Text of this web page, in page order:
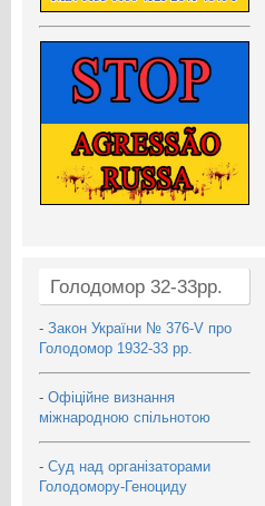
Голодомор 32-33рр.
- Закон України № 376-V про
Голодомор 1932-33 рр.
- Офіційне визнання
міжнародною спільнотою
- Суд над організаторами
Голодомору-Геноциду